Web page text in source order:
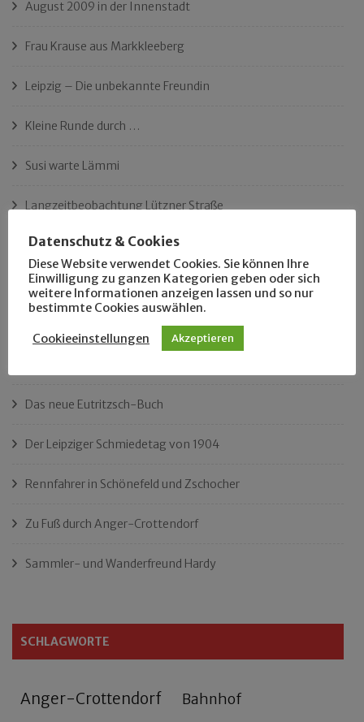
August 2009 in der Innenstadt
Frau Krause aus Markkleeberg
Leipzig – Die unbekannte Freundin
Kleine Runde durch …
Susi warte Lämmi
Langzeitbeobachtung Lützner Straße
Klassefahrer Edgar Krannich
Der Name Tonelli
Ist das Leipzigs längster Platz?
Das neue Eutritzsch-Buch
Der Leipziger Schmiedetag von 1904
Rennfahrer in Schönefeld und Zschocher
Zu Fuß durch Anger-Crottendorf
Sammler- und Wanderfreund Hardy
SCHLAGWORTE
Anger-Crottendorf Bahnhof
Datenschutz & Cookies
Diese Website verwendet Cookies. Sie können Ihre
Einwilligung zu ganzen Kategorien geben oder sich
weitere Informationen anzeigen lassen und so nur
bestimmte Cookies auswählen.
Cookieeinstellungen Akzeptieren